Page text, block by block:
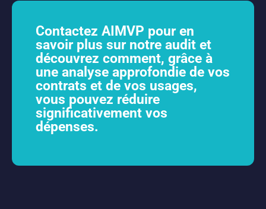
Contactez AIMVP pour en
savoir plus sur notre audit et
découvrez comment, grâce à
une analyse approfondie de vos
contrats et de vos usages,
vous pouvez réduire
significativement vos
dépenses.